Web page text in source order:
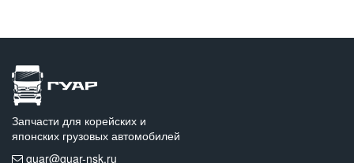
Запчасти для корейских и
японских грузовых автомобилей
guar@guar-nsk.ru